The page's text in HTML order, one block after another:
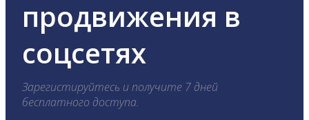
продвижения в
соцсетях
Зарегистируйтесь и получите 7 дней
бесплатного доступа.